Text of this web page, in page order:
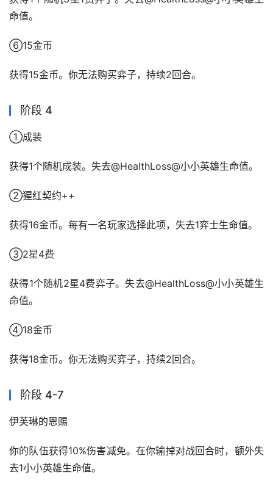
命值。
⑥15金币
获得15金币。你无法购买弈子，持续2回合。
阶段 4
①成装
获得1个随机成装。失去@HealthLoss@小小英雄生命值。
②猩红契约++
获得16金币。每有一名玩家选择此项，失去1弈士生命值。
③2星4费
获得1个随机2星4费弈子。失去@HealthLoss@小小英雄生
命值。
④18金币
获得18金币。你无法购买弈子，持续2回合。
阶段 4-7
伊芙琳的恩赐
你的队伍获得10%伤害减免。在你输掉对战回合时，额外失
去1小小英雄生命值。